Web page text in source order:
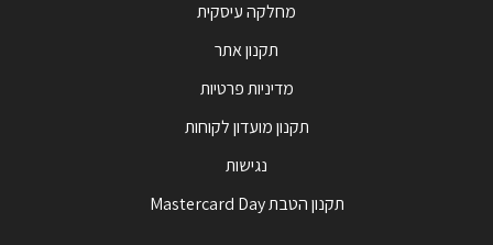
מחלקה עיסקית
תקנון אתר
מדיניות פרטיות
תקנון מועדון לקוחות
נגישות
תקנון הטבת Mastercard Day